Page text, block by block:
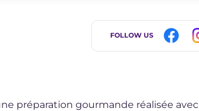
FOLLOW US
préparation gourmande réalisée